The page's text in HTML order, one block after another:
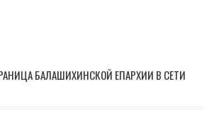
БАЛАШИХИНСКОЙ ЕПАРХИИ В СЕТИ